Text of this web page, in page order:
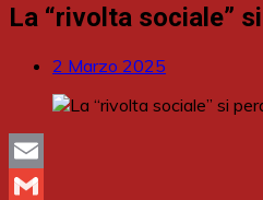
La “rivolta sociale”
2 Marzo 2025
Email